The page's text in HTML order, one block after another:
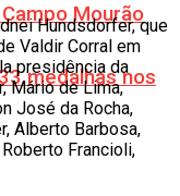
Mourão
medalhas nos
Hundsdorfer, que
Valdir Corral em
presidência da
Mário de Lima,
José da Rocha,
Alberto Barbosa,
Francioli,